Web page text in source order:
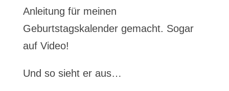
Anleitung für meinen
Geburtstagskalender gemacht. Sogar
auf Video!
Und so sieht er aus…